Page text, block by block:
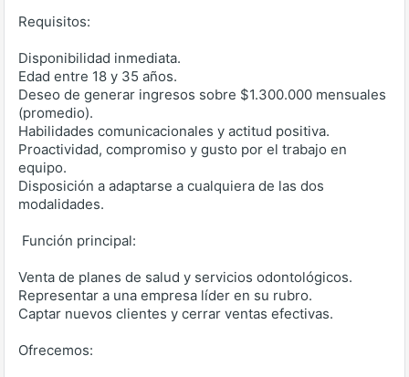
Requisitos:
Disponibilidad inmediata.
Edad entre 18 y 35 años.
Deseo de generar ingresos sobre $1.300.000 mensuales
(promedio).
Habilidades comunicacionales y actitud positiva.
Proactividad, compromiso y gusto por el trabajo en
equipo.
Disposición a adaptarse a cualquiera de las dos
modalidades.
️ Función principal:
Venta de planes de salud y servicios odontológicos.
Representar a una empresa líder en su rubro.
Captar nuevos clientes y cerrar ventas efectivas.
Ofrecemos: